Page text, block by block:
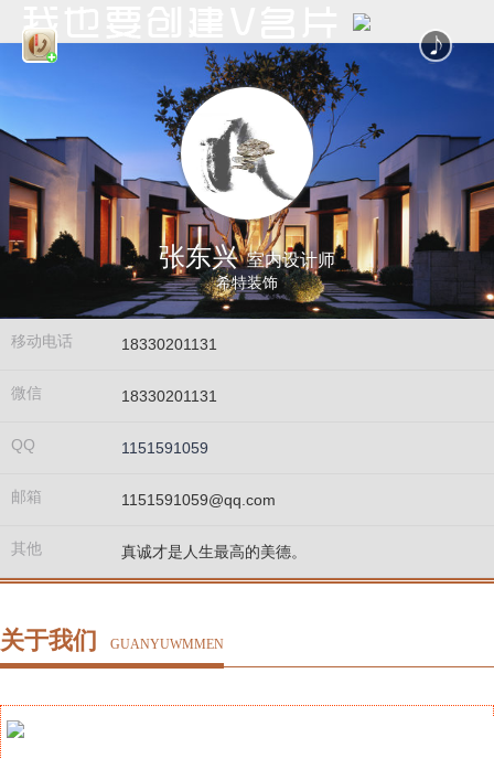
张东兴 室内设计师
希特装饰
移动电话 18330201131
微信 18330201131
QQ 1151591059
邮箱 1151591059@qq.com
其他 真诚才是人生最高的美德。
关于我们 GUANYUWMMEN